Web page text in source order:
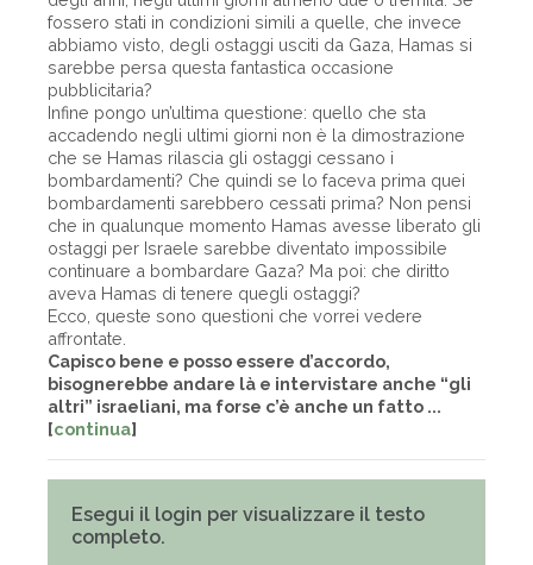
fossero stati in condizioni simili a quelle, che invece
abbiamo visto, degli ostaggi usciti da Gaza, Hamas si
sarebbe persa questa fantastica occasione
pubblicitaria?
Infine pongo un’ultima questione: quello che sta
accadendo negli ultimi giorni non è la dimostrazione
che se Hamas rilascia gli ostaggi cessano i
bombardamenti? Che quindi se lo faceva prima quei
bombardamenti sarebbero cessati prima? Non pensi
che in qualunque momento Hamas avesse liberato gli
ostaggi per Israele sarebbe diventato impossibile
continuare a bombardare Gaza? Ma poi: che diritto
aveva Hamas di tenere quegli ostaggi?
Ecco, queste sono questioni che vorrei vedere
affrontate.
Capisco bene e posso essere d’accordo,
bisognerebbe andare là e intervistare anche “gli
altri” israeliani, ma forse c’è anche un fatto ...
[continua]
Esegui il login per visualizzare il testo
completo.